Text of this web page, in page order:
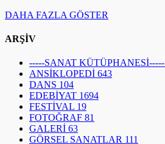
DAHA FAZLA GÖSTER
ARŞİV
-----SANAT KÜTÜPHANESİ-----
ANSİKLOPEDİ 643
DANS 104
EDEBİYAT 1694
FESTİVAL 19
FOTOĞRAF 81
GALERİ 63
GÖRSEL SANATLAR 111